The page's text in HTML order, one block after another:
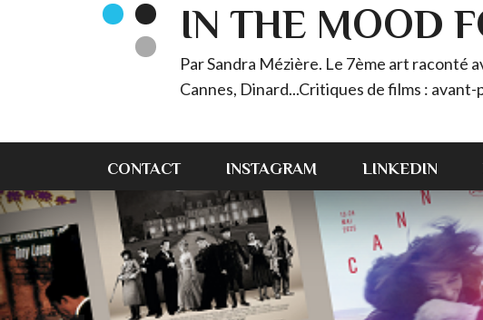
IN THE MOOD
Par Sandra Mézière. Le 7ème art raconté
Cannes, Dinard...Critiques de films :
CONTACT INSTAGRAM LINKEDIN